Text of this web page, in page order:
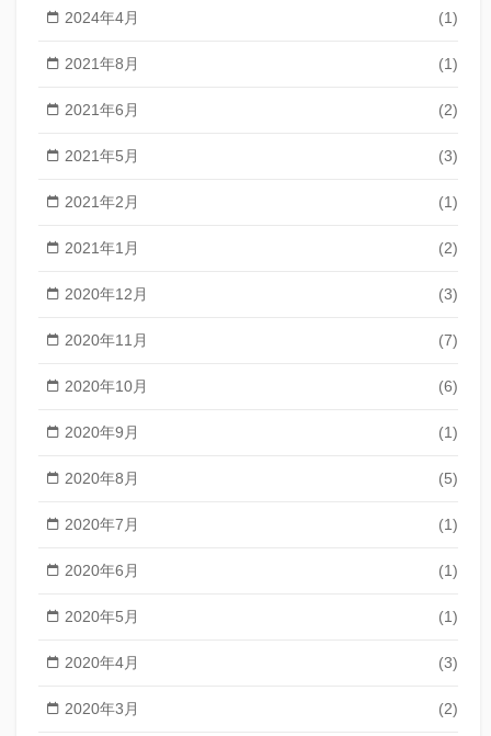
2024年4月 (1)
2021年8月 (1)
2021年6月 (2)
2021年5月 (3)
2021年2月 (1)
2021年1月 (2)
2020年12月 (3)
2020年11月 (7)
2020年10月 (6)
2020年9月 (1)
2020年8月 (5)
2020年7月 (1)
2020年6月 (1)
2020年5月 (1)
2020年4月 (3)
2020年3月 (2)